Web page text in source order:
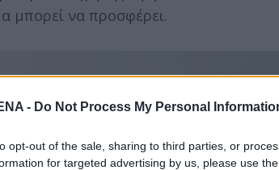
- Do Not Process My Personal
opt-out of the sale, sharing to third parties, or
for targeted advertising by us, please use
μπορεί να προσφέρει.